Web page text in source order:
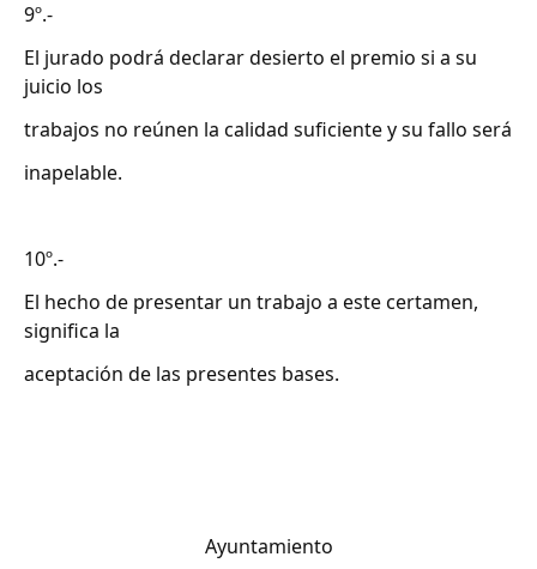
9º.-
El jurado podrá declarar desierto el premio si a su
juicio los
trabajos no reúnen la calidad suficiente y su fallo será
inapelable.
10º.-
El hecho de presentar un trabajo a este certamen,
significa la
aceptación de las presentes bases.
Ayuntamiento